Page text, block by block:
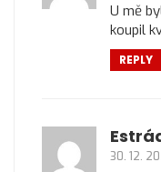
U mě
koupil
REPLY
30. 12.